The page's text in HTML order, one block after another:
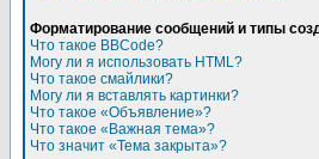
Форматирование сообщений и типы
Что такое BBCode?
Могу ли я использовать HTML?
Что такое смайлики?
Могу ли я вставлять картинки?
Что такое «Объявление»?
Что такое «Важная тема»?
Что значит «Тема закрыта»?